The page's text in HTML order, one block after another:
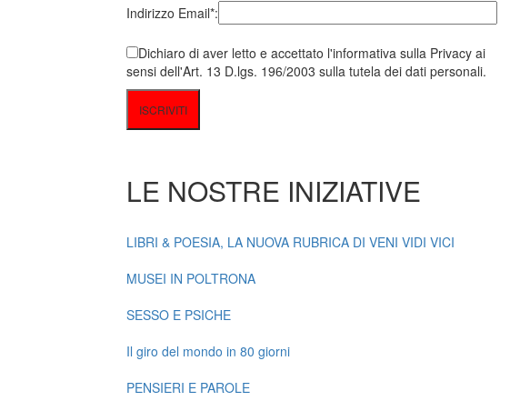
Indirizzo Email*:
Dichiaro di aver letto e accettato l'informativa sulla Privacy ai
sensi dell'Art. 13 D.lgs. 196/2003 sulla tutela dei dati personali.
LE NOSTRE INIZIATIVE
LIBRI & POESIA, LA NUOVA RUBRICA DI VENI VIDI VICI
MUSEI IN POLTRONA
SESSO E PSICHE
Il giro del mondo in 80 giorni
PENSIERI E PAROLE